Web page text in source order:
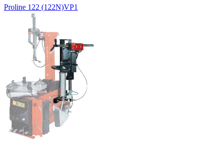
Proline 122 (122N)VP1